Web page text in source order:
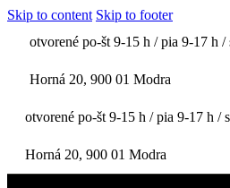
Skip to content Skip to footer
otvorené po-št 9-15 h / pia 9-17 h /
Horná 20, 900 01 Modra
otvorené po-št 9-15 h / pia 9-17 h /
Horná 20, 900 01 Modra